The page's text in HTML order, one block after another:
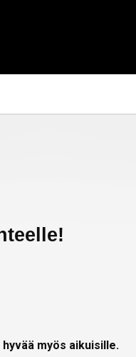
myös aikuisille.